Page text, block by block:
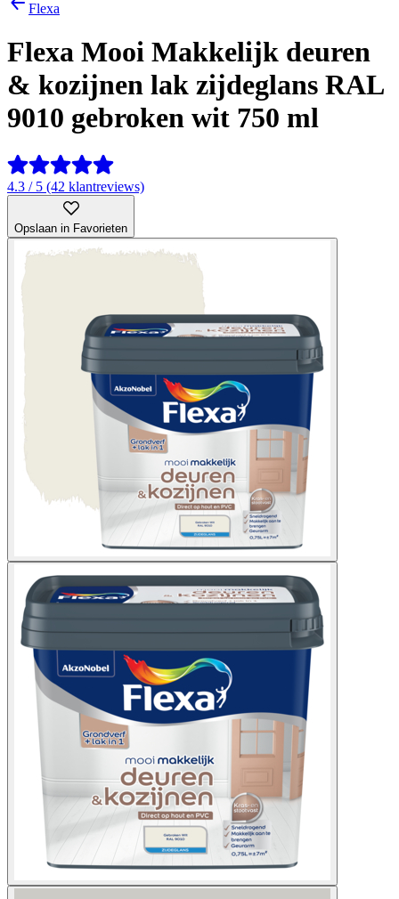
Flexa
Flexa Mooi Makkelijk deuren
& kozijnen lak zijdeglans RAL
9010 gebroken wit 750 ml
4.3 / 5 (42 klantreviews)
Opslaan in Favorieten